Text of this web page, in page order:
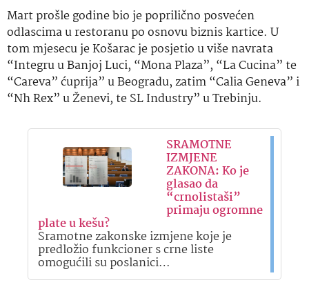
Mart prošle godine bio je poprilično posvećen
odlascima u restoranu po osnovu biznis kartice. U
tom mjesecu je Košarac je posjetio u više navrata
“Integru u Banjoj Luci, “Mona Plaza”, “La Cucina” te
“Careva” ćuprija” u Beogradu, zatim “Calia Geneva” i
“Nh Rex” u Ženevi, te SL Industry” u Trebinju.
SRAMOTNE
IZMJENE
ZAKONA: Ko je
glasao da
“crnolistaši”
primaju ogromne
plate u kešu?
Sramotne zakonske izmjene koje je
predložio funkcioner s crne liste
omogućili su poslanici…